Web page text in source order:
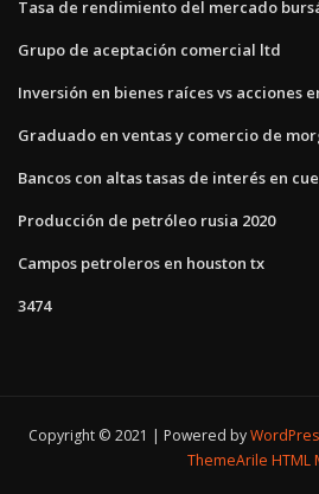
Tasa de rendimiento del mercado
Grupo de aceptación comercial ltd
Inversión en bienes raíces vs acciones
Graduado en ventas y comercio de
Bancos con altas tasas de interés en
Producción de petróleo rusia 2020
Campos petroleros en houston tx
3474
Copyright © 2021 | Powered by
ThemeArile HTML